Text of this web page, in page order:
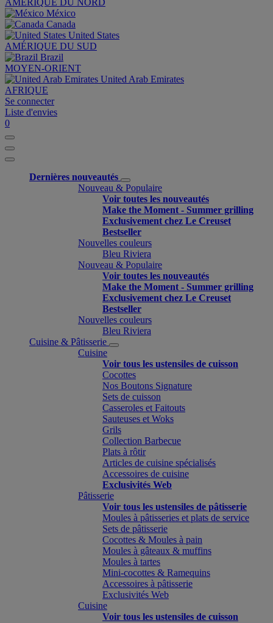
AMÉRIQUE DU NORD
México
Canada
United States
AMÉRIQUE DU SUD
Brazil
MOYEN-ORIENT
United Arab Emirates
AFRIQUE
Se connecter
Liste d'envies
0
Dernières nouveautés
Nouveau & Populaire
Voir toutes les nouveautés
Make the Moment - Summer grilling
Exclusivement chez Le Creuset
Bestseller
Nouvelles couleurs
Bleu Riviera
Nouveau & Populaire
Voir toutes les nouveautés
Make the Moment - Summer grilling
Exclusivement chez Le Creuset
Bestseller
Nouvelles couleurs
Bleu Riviera
Cuisine & Pâtisserie
Cuisine
Voir tous les ustensiles de cuisson
Cocottes
Nos Boutons Signature
Sets de cuisson
Casseroles et Faitouts
Sauteuses et Woks
Grils
Collection Barbecue
Plats à rôtir
Articles de cuisine spécialisés
Accessoires de cuisine
Exclusivités Web
Pâtisserie
Voir tous les ustensiles de pâtisserie
Moules à pâtisseries et plats de service
Sets de pâtisserie
Cocottes & Moules à pain
Moules à gâteaux & muffins
Moules à tartes
Mini-cocottes & Ramequins
Accessoires à pâtisserie
Exclusivités Web
Cuisine
Voir tous les ustensiles de cuisson